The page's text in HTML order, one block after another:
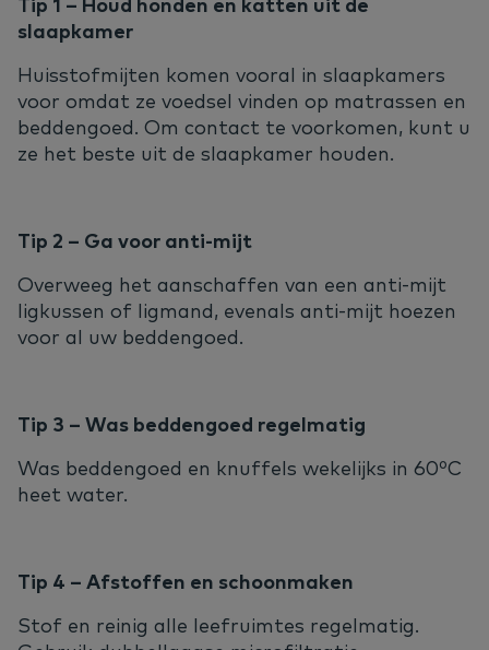
slaapkamer
Huisstofmijten komen vooral in slaapkamers
voor omdat ze voedsel vinden op matrassen en
beddengoed. Om contact te voorkomen, kunt u
ze het beste uit de slaapkamer houden.
Tip 2 – Ga voor anti-mijt
Overweeg het aanschaffen van een anti-mijt
ligkussen of ligmand, evenals anti-mijt hoezen
voor al uw beddengoed.
Tip 3 – Was beddengoed regelmatig
Was beddengoed en knuffels wekelijks in 60⁰C
heet water.
Tip 4 – Afstoffen en schoonmaken
Stof en reinig alle leefruimtes regelmatig.